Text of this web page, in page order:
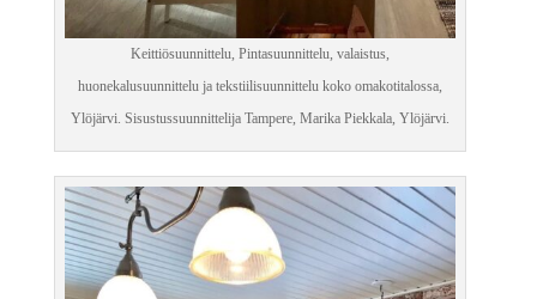
Keittiösuunnittelu, Pintasuunnittelu, valaistus,
huonekalusuunnittelu ja tekstiilisuunnittelu koko omakotitalossa,
Ylöjärvi. Sisustussuunnittelija Tampere, Marika Piekkala, Ylöjärvi.